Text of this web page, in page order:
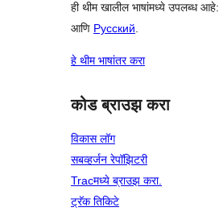
ही थीम खालील भाषांमध्ये उपलब्ध आहे:
आणि Русский.
हे थीम भाषांतर करा
कोड ब्राउझ करा
विकास लॉग
सबव्हर्जन रेपॉझिटरी
Tracमध्ये ब्राउझ करा.
ट्रॅक तिकिटे